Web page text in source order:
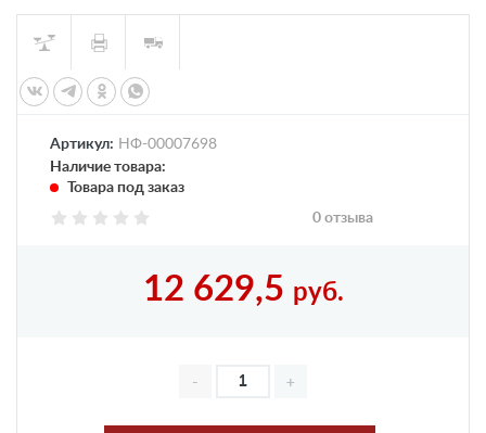
Артикул: НФ-00007698
Наличие товара:
Товара под заказ
0 отзыва
12 629,5 руб.